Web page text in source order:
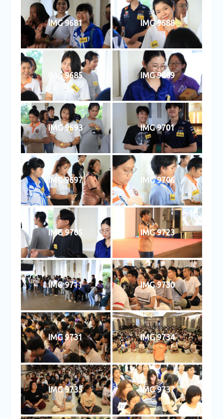
IMG 9681 IMG 9688
IMG 9685 IMG 9689
IMG 9693 IMG 9701
IMG 9697 IMG 9706
IMG 9705 IMG 9723
IMG 9711 IMG 9730
IMG 9731 IMG 9734
IMG 9735 IMG 9737